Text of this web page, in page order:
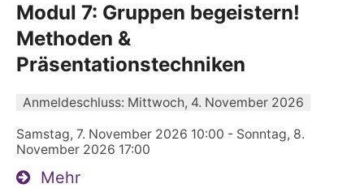
Modul 7: Gruppen begeistern!
Methoden &
Präsentationstechniken
Anmeldeschluss: Mittwoch, 4. November 2026
Samstag, 7. November 2026 10:00 - Sonntag, 8.
November 2026 17:00
Mehr